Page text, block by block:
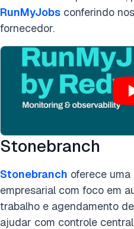
RunMyJobs conferindo
fornecedor.
Stonebranch
Stonebranch oferece
empresarial com foco em
trabalho e agendamento
ajudar com controle